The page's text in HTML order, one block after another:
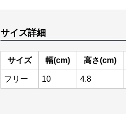
サイズ詳細
サイズ 幅(cm) 高さ(cm)
フリー 10 4.8